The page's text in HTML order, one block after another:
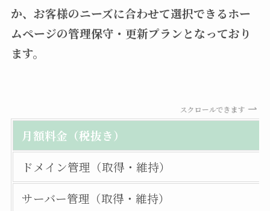
か、お客様のニーズに合わせて選択できるホー
ムページの管理保守・更新プランとなっており
ます。
スクロールできます
月額料金（税抜き）
ドメイン管理（取得・維持）
サーバー管理（取得・維持）